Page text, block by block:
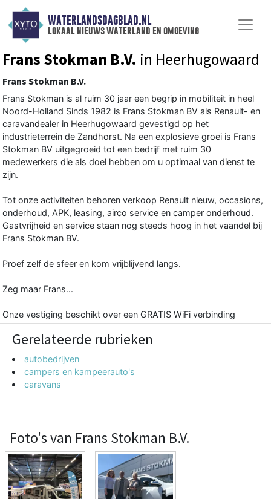
WATERLANDSDAGBLAD.NL
lokaal nieuws waterland en omgeving
Frans Stokman B.V. in Heerhugowaard
Frans Stokman B.V.
Frans Stokman is al ruim 30 jaar een begrip in mobiliteit in heel
Noord-Holland Sinds 1982 is Frans Stokman BV als Renault- en
caravandealer in Heerhugowaard gevestigd op het
industrieterrein de Zandhorst. Na een explosieve groei is Frans
Stokman BV uitgegroeid tot een bedrijf met ruim 30
medewerkers die als doel hebben om u optimaal van dienst te
zijn.
Tot onze activiteiten behoren verkoop Renault nieuw, occasions,
onderhoud, APK, leasing, airco service en camper onderhoud.
Gastvrijheid en service staan nog steeds hoog in het vaandel bij
Frans Stokman BV.
Proef zelf de sfeer en kom vrijblijvend langs.
Zeg maar Frans...
Onze vestiging beschikt over een GRATIS WiFi verbinding
Gerelateerde rubrieken
autobedrijven
campers en kampeerauto's
caravans
Foto's van Frans Stokman B.V.